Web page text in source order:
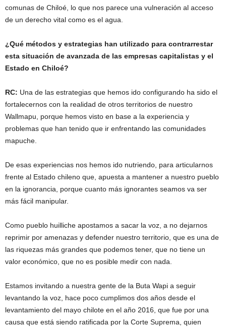
comunas de Chiloé, lo que nos parece una vulneración al acceso
de un derecho vital como es el agua.
¿Qué métodos y estrategias han utilizado para contrarrestar
esta situación de avanzada de las empresas capitalistas y el
Estado en Chiloé?
RC: Una de las estrategias que hemos ido configurando ha sido el
fortalecernos con la realidad de otros territorios de nuestro
Wallmapu, porque hemos visto en base a la experiencia y
problemas que han tenido que ir enfrentando las comunidades
mapuche.
De esas experiencias nos hemos ido nutriendo, para articularnos
frente al Estado chileno que, apuesta a mantener a nuestro pueblo
en la ignorancia, porque cuanto más ignorantes seamos va ser
más fácil manipular.
Como pueblo huilliche apostamos a sacar la voz, a no dejarnos
reprimir por amenazas y defender nuestro territorio, que es una de
las riquezas más grandes que podemos tener, que no tiene un
valor económico, que no es posible medir con nada.
Estamos invitando a nuestra gente de la Buta Wapi a seguir
levantando la voz, hace poco cumplimos dos años desde el
levantamiento del mayo chilote en el año 2016, que fue por una
causa que está siendo ratificada por la Corte Suprema, quien